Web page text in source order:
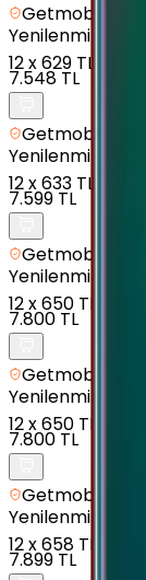
Getmobil
Yenilenmiş
12x629 TL
7.548 TL
Getmobil
Yenilenmiş
12x633 TL
7.599 TL
Getmobil
Yenilenmiş
12x650 TL
7.800 TL
Getmobil
Yenilenmiş
12x650 TL
7.800 TL
Getmobil
Yenilenmiş
12x658 TL
7.899 TL